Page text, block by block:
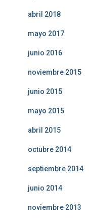
abril 2018
mayo 2017
junio 2016
noviembre 2015
junio 2015
mayo 2015
abril 2015
octubre 2014
septiembre 2014
junio 2014
noviembre 2013